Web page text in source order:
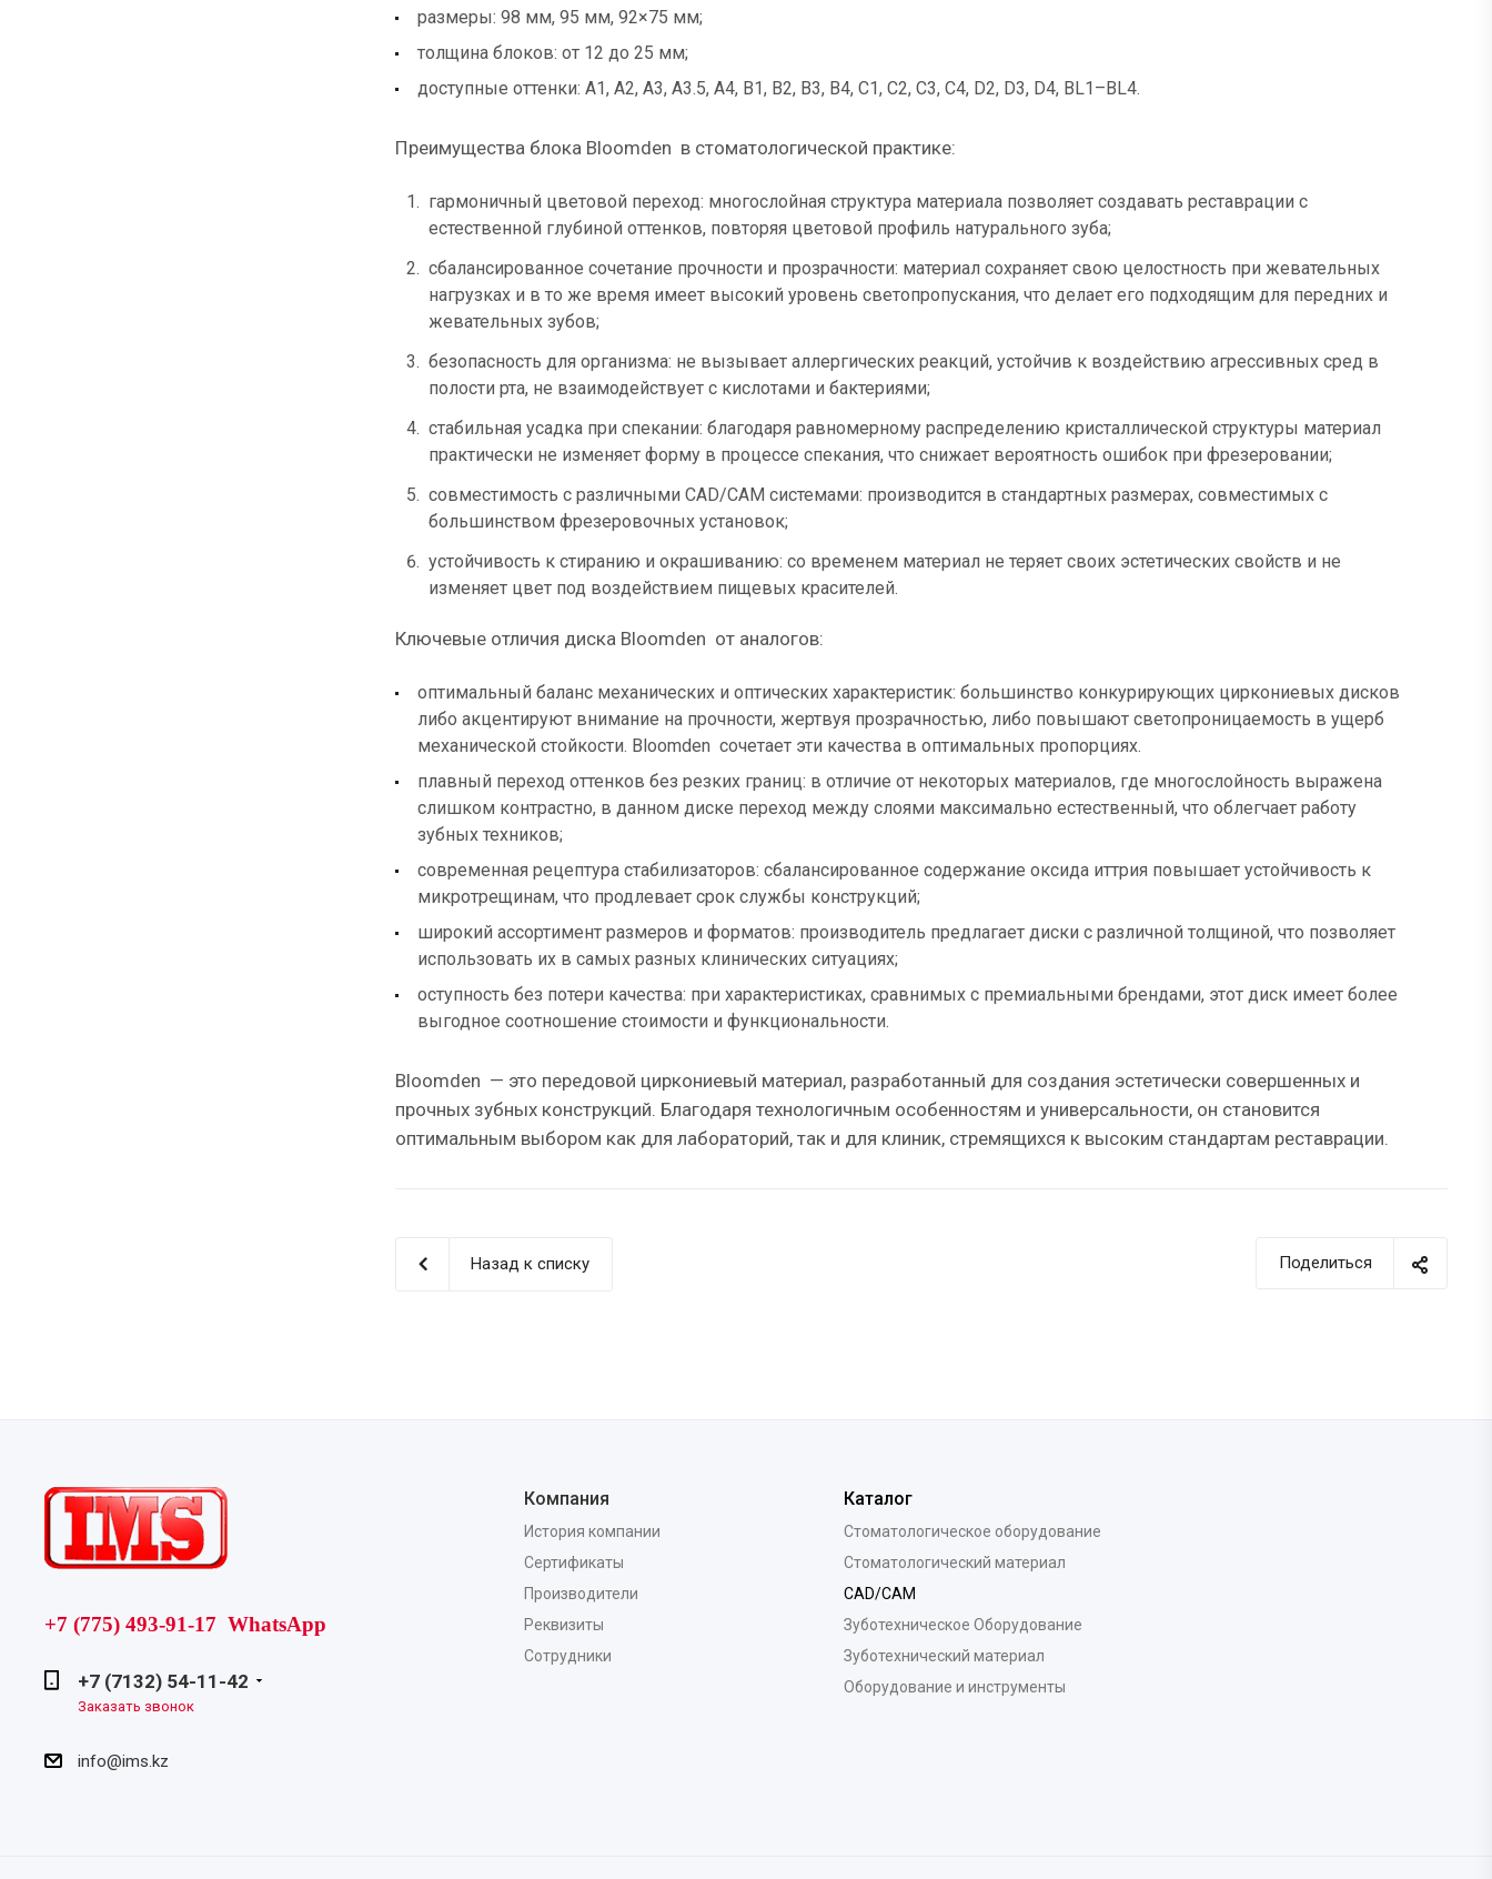
размеры: 98 мм, 95 мм, 92×75 мм;
толщина блоков: от 12 до 25 мм;
доступные оттенки: A1, A2, A3, A3.5, A4, B1, B2, B3, B4, C1, C2, C3, C4, D2, D3, D4, BL1–BL4.
Преимущества блока Bloomden в стоматологической практике:
гармоничный цветовой переход: многослойная структура материала позволяет создавать реставрации с
естественной глубиной оттенков, повторяя цветовой профиль натурального зуба;
сбалансированное сочетание прочности и прозрачности: материал сохраняет свою целостность при жевательных
нагрузках и в то же время имеет высокий уровень светопропускания, что делает его подходящим для передних и
жевательных зубов;
безопасность для организма: не вызывает аллергических реакций, устойчив к воздействию агрессивных сред в
полости рта, не взаимодействует с кислотами и бактериями;
стабильная усадка при спекании: благодаря равномерному распределению кристаллической структуры материал
практически не изменяет форму в процессе спекания, что снижает вероятность ошибок при фрезеровании;
совместимость с различными CAD/CAM системами: производится в стандартных размерах, совместимых с
большинством фрезеровочных установок;
устойчивость к стиранию и окрашиванию: со временем материал не теряет своих эстетических свойств и не
изменяет цвет под воздействием пищевых красителей.
Ключевые отличия диска Bloomden от аналогов:
оптимальный баланс механических и оптических характеристик: большинство конкурирующих циркониевых дисков
либо акцентируют внимание на прочности, жертвуя прозрачностью, либо повышают светопроницаемость в ущерб
механической стойкости. Bloomden сочетает эти качества в оптимальных пропорциях.
плавный переход оттенков без резких границ: в отличие от некоторых материалов, где многослойность выражена
слишком контрастно, в данном диске переход между слоями максимально естественный, что облегчает работу
зубных техников;
современная рецептура стабилизаторов: сбалансированное содержание оксида иттрия повышает устойчивость к
микротрещинам, что продлевает срок службы конструкций;
широкий ассортимент размеров и форматов: производитель предлагает диски с различной толщиной, что позволяет
использовать их в самых разных клинических ситуациях;
оступность без потери качества: при характеристиках, сравнимых с премиальными брендами, этот диск имеет более
выгодное соотношение стоимости и функциональности.
Bloomden — это передовой циркониевый материал, разработанный для создания эстетически совершенных и
прочных зубных конструкций. Благодаря технологичным особенностям и универсальности, он становится
оптимальным выбором как для лабораторий, так и для клиник, стремящихся к высоким стандартам реставрации.
Поделиться
Назад к списку
+7 (775) 493-91-17 WhatsApp
+7 (7132) 54-11-42
Заказать звонок
info@ims.kz
Компания
История компании
Сертификаты
Производители
Реквизиты
Сотрудники
Каталог
Стоматологическое оборудование
Стоматологический материал
CAD/CAM
Зуботехническое Оборудование
Зуботехнический материал
Оборудование и инструменты